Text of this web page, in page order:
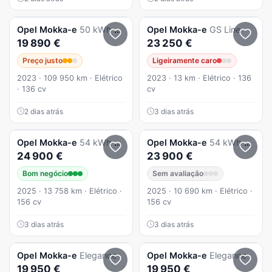
Opel Mokka-e 50 kWh GS
19 890 €
Preço justo
2023 · 109 950 km · Elétrico
· 136 cv
2 dias atrás
Opel Mokka-e GS Line
23 250 €
Ligeiramente caro
2023 · 13 km · Elétrico · 136
cv
3 dias atrás
Opel Mokka-e 54 kWh GS
24 900 €
Bom negócio
2025 · 13 758 km · Elétrico ·
156 cv
3 dias atrás
Opel Mokka-e 54 kWh GS
23 900 €
Sem avaliação
2025 · 10 690 km · Elétrico ·
156 cv
3 dias atrás
Opel Mokka-e Elegance
19 950 €
Opel Mokka-e Elegance
19 950 €